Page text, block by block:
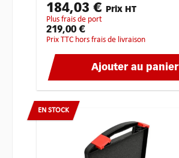
184,03 € Prix HT
plus frais de port
219,00 €
Prix TTC hors frais de livraison
Ajouter au panier
EN STOCK